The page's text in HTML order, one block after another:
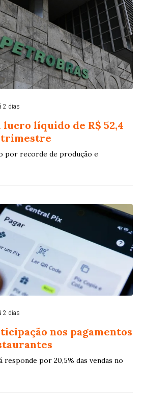
2 dias
líquido de R$ 52,4
trimestre
por recorde de produção e
2 dias
nos pagamentos
responde por 20,5% das vendas no